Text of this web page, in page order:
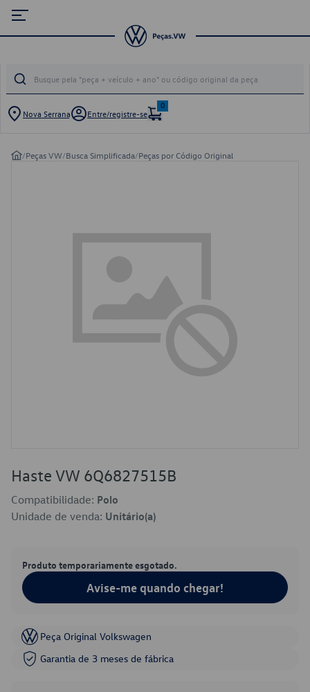
Nova Serrana Entre/registre-se
0
/Peças VW/Busca Simplificada/Peças por Código Original
Haste VW 6Q6827515B
Compatibilidade: Polo
Unidade de venda: Unitário(a)
Produto temporariamente esgotado.
Avise-me quando chegar!
Peça Original Volkswagen
Garantia de 3 meses de fábrica